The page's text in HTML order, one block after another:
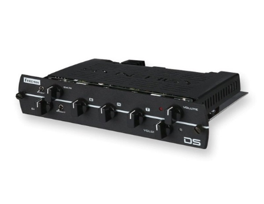
ドラム パーカッション
キーボード 電子ピアノ
その他楽器